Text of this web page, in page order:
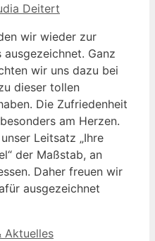
Deitert
wir wieder zur
Ganz
wir uns dazu bei
dieser tollen
Die Zufriedenheit
am Herzen.
Leitsatz „Ihre
der Maßstab, an
Daher freuen wir
ausgezeichnet
Aktuelles